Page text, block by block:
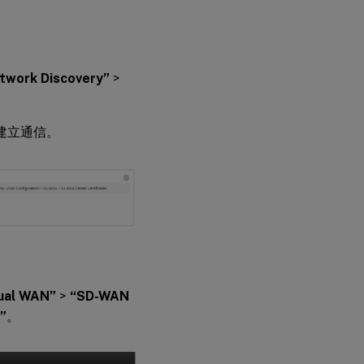
Discovery” >
通信。
WAN” > “SD-WAN
。